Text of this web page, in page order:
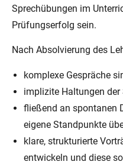
Sprechübungen im
Prüfungserfolg sein.
Nach Absolvierung des
komplexe Gespräche
implizite Haltungen der
fließend an spontanen
eigene Standpunkte
klare, strukturierte
entwickeln und diese